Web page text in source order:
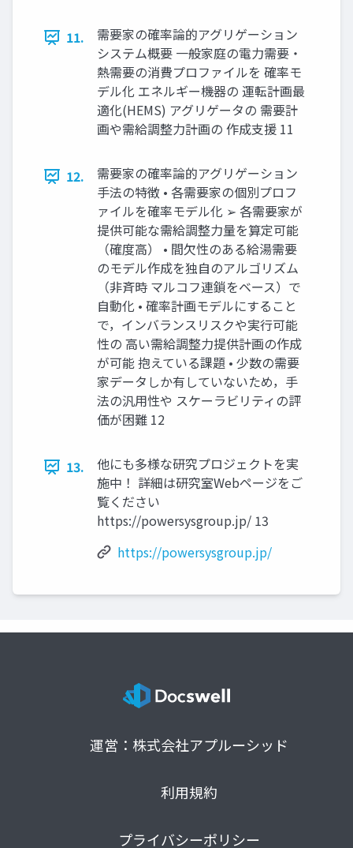
11.
需要家の確率論的アグリゲーション
システム概要 一般家庭の電力需要・
熱需要の消費プロファイルを 確率モ
デル化 エネルギー機器の 運転計画最
適化(HEMS) アグリゲータの 需要計
画や需給調整力計画の 作成支援 11
12.
需要家の確率論的アグリゲーション
手法の特徴 • 各需要家の個別プロフ
ァイルを確率モデル化 ➢ 各需要家が
提供可能な需給調整力量を算定可能
（確度高） • 間欠性のある給湯需要
のモデル作成を独自のアルゴリズム
（非斉時 マルコフ連鎖をベース）で
自動化 • 確率計画モデルにすること
で，インバランスリスクや実行可能
性の 高い需給調整力提供計画の作成
が可能 抱えている課題 • 少数の需要
家データしか有していないため，手
法の汎用性や スケーラビリティの評
価が困難 12
13.
他にも多様な研究プロジェクトを実
施中！ 詳細は研究室Webページをご
覧ください
https://powersysgroup.jp/ 13
https://powersysgroup.jp/
運営：株式会社アプルーシッド
利用規約
プライバシーポリシー